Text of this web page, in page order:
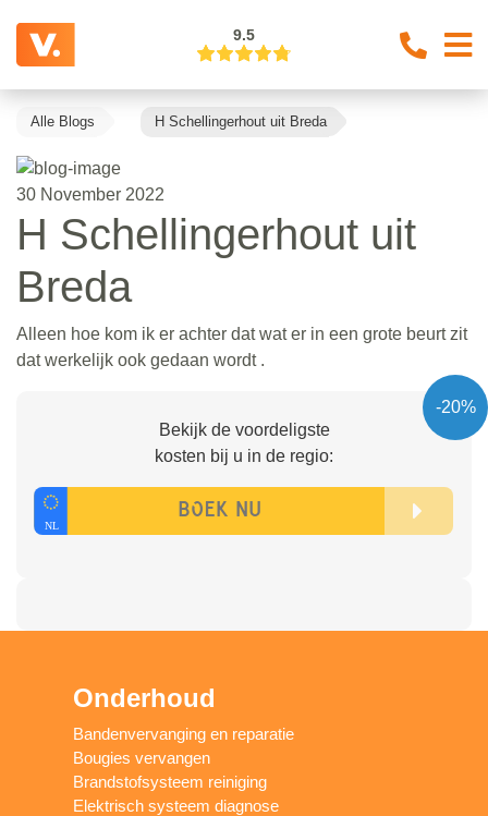
9.5
Alle Blogs H Schellingerhout uit Breda
30 November 2022
H Schellingerhout uit
Breda
Alleen hoe kom ik er achter dat wat er in een grote beurt zit
dat werkelijk ook gedaan wordt .
-20%
Bekijk de voordeligste
kosten bij u in de regio:
Onderhoud
Bandenvervanging en reparatie
Bougies vervangen
Brandstofsysteem reiniging
Elektrisch systeem diagnose